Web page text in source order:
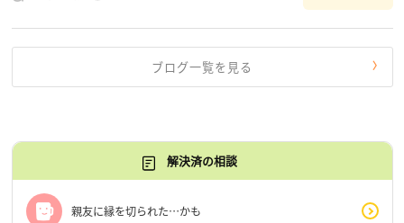
だけじゃないんだな」と、逆に励まされるような日々で
ブログ一覧を見る
解決済の相談
親友に縁を切られた…かも